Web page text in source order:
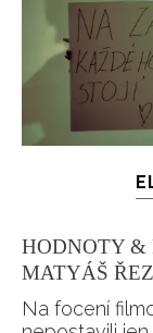
ELLE WOMEN
ELLE
HODNOTY &
MATYÁŠ
Na focení